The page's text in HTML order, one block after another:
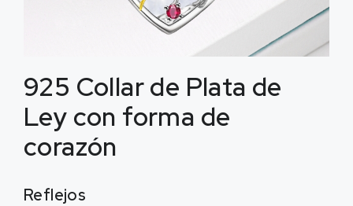
925 Collar de Plata de
Ley con forma de
corazón
Reflejos